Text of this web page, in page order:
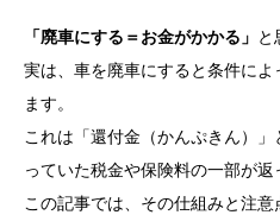
「廃車にする＝お金がかかる」 と
実は、車を廃車にすると条件に
ます。
これは「還付金（かんぷきん）
っていた税金や保険料の一部が返
この記事では、その仕組みと注意